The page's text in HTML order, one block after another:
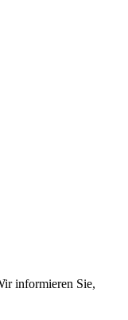
informieren Sie,